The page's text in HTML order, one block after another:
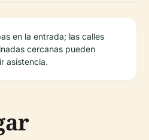
en la entrada; las calles
cercanas pueden
asistencia.